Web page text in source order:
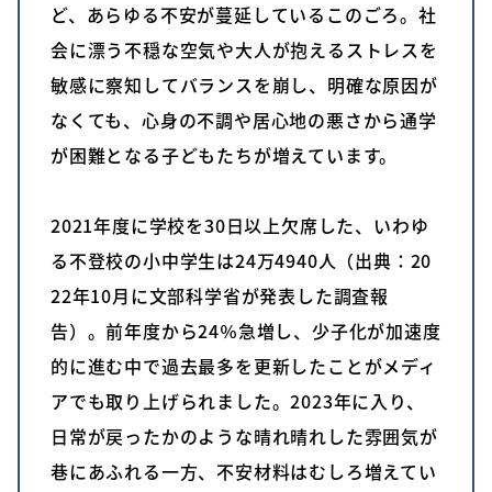
ど、あらゆる不安が蔓延しているこのごろ。社
会に漂う不穏な空気や大人が抱えるストレスを
敏感に察知してバランスを崩し、明確な原因が
なくても、心身の不調や居心地の悪さから通学
が困難となる子どもたちが増えています。
2021年度に学校を30日以上欠席した、いわゆ
る不登校の小中学生は24万4940人（出典：20
22年10月に文部科学省が発表した調査報
告）。前年度から24％急増し、少子化が加速度
的に進む中で過去最多を更新したことがメディ
アでも取り上げられました。2023年に入り、
日常が戻ったかのような晴れ晴れした雰囲気が
巷にあふれる一方、不安材料はむしろ増えてい